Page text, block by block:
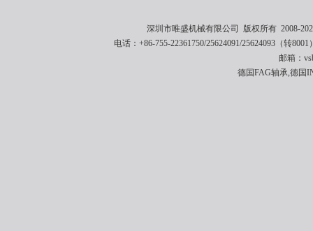
深圳市唯盛机械有限公司 版权所有 2008-
电话：+86-755-22361750/25624091/25624093（转
邮箱：
德国FAG轴承,德国